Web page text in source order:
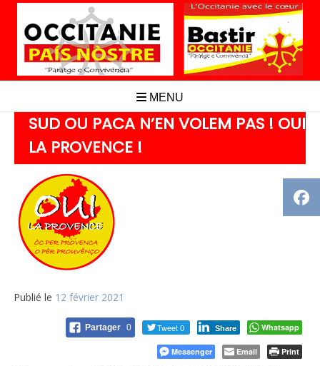
Aller
contenu
MENU
SUD OU PACA N’EN VOLEM PAS ! OUI
LA PROVENCE !
Publié le 12 février 2021
Partager 0 Tweet 0 Share Whatsapp
Messenger Email Print